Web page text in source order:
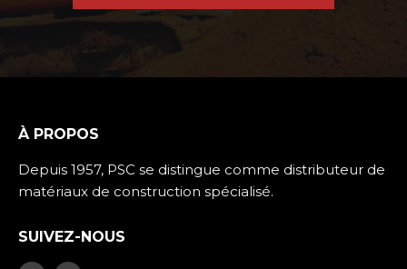
À PROPOS
Depuis 1957, PSC se distingue comme distributeur de
matériaux de construction spécialisé.
SUIVEZ-NOUS